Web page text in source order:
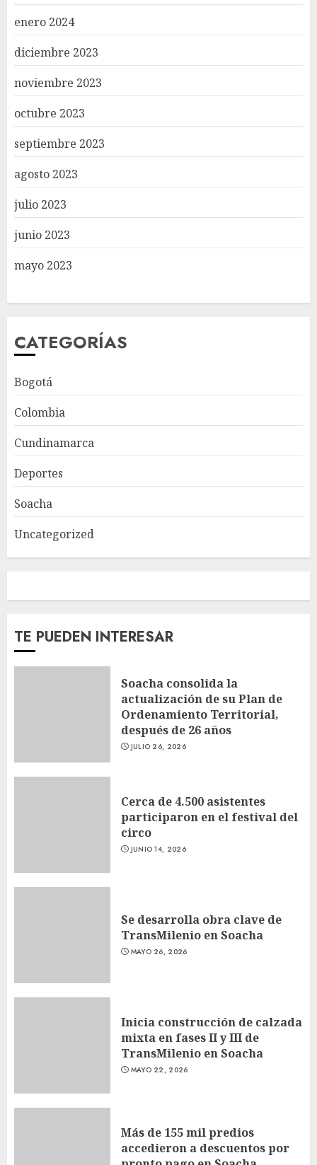
enero 2024
diciembre 2023
noviembre 2023
octubre 2023
septiembre 2023
agosto 2023
julio 2023
junio 2023
mayo 2023
CATEGORÍAS
Bogotá
Colombia
Cundinamarca
Deportes
Soacha
Uncategorized
TE PUEDEN INTERESAR
Soacha consolida la
actualización de su Plan de
Ordenamiento Territorial,
después de 26 años
JULIO 26, 2026
Cerca de 4.500 asistentes
participaron en el festival del
circo
JUNIO 14, 2026
Se desarrolla obra clave de
TransMilenio en Soacha
MAYO 26, 2026
Inicia construcción de calzada
mixta en fases II y III de
TransMilenio en Soacha
MAYO 22, 2026
Más de 155 mil predios
accedieron a descuentos por